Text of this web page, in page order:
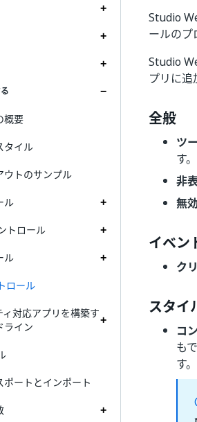
概要
タイル
ウトのサンプル
ル
トロール
ル
ロール
対応アプリを構築す
ライン
ポートとインポート
Studio
ールのプ
Studio
プリに追
全般
ツ
す
非
無
イベン
ク
スタイ
コ
も
す。